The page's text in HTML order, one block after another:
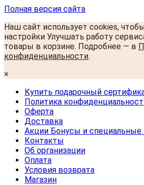
Полная версия сайта
Наш сайт использует cookies,
настройки Улучшать работу
товары в корзине. Подробнее — в
конфиденциальности.
×
Купить подарочный
Политика
Оферта
Доставка
Акции Бонусы и специальные
Контакты
Об организации
Оплата
Условия возврата
Магазин